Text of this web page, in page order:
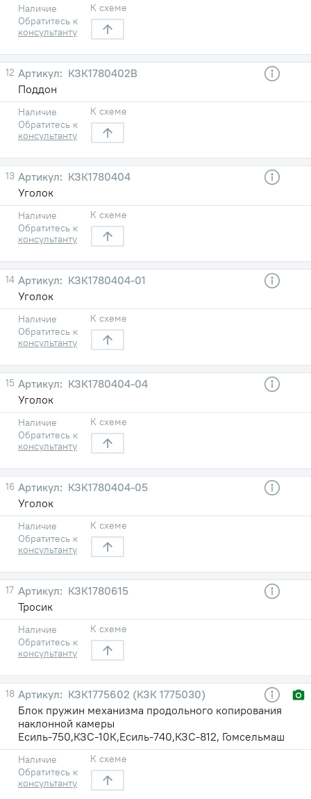
Наличие
Обратитесь к
консультанту
К схеме
12
КЗК1780402В
Поддон
Наличие
Обратитесь к
консультанту
К схеме
13
КЗК1780404
Уголок
Наличие
Обратитесь к
консультанту
К схеме
14
КЗК1780404-01
Уголок
Наличие
Обратитесь к
консультанту
К схеме
15
КЗК1780404-04
Уголок
Наличие
Обратитесь к
консультанту
К схеме
16
КЗК1780404-05
Уголок
Наличие
Обратитесь к
консультанту
К схеме
17
КЗК1780615
Тросик
Наличие
Обратитесь к
консультанту
К схеме
18
КЗК1775602 (КЗК 1775030)
Блок пружин механизма продольного копирования
наклонной камеры
Есиль-750,КЗС-10К,Есиль-740,КЗС-812, Гомсельмаш
Наличие
Обратитесь к
консультанту
К схеме